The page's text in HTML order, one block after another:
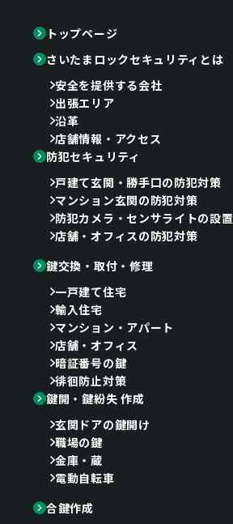
トップページ
さいたまロックセキュリティとは
安全を提供する会社
出張エリア
沿革
店舗情報・アクセス
防犯セキュリティ
戸建て玄関・勝手口の防犯対策
マンション玄関の防犯対策
防犯カメラ・センサライトの設置
店舗・オフィスの防犯対策
鍵交換・取付・修理
一戸建て住宅
輸入住宅
マンション・アパート
店舗・オフィス
暗証番号の鍵
徘徊防止対策
鍵開・鍵紛失 作成
玄関ドアの鍵開け
職場の鍵
金庫・蔵
電動自転車
合鍵作成